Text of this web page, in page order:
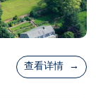
查看详情 →